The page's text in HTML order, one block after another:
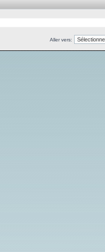
Aller vers: